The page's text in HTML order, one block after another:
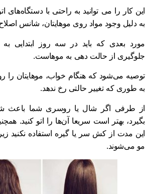
کار را می توانید به راحتی با دستگاه‌های اتو
دلیل وجود مواد روی موهایتان، شانس اصلاح
بعدی که باید در سه روز ابتدایی به
از حالت دهی به موهاست.
می‌شود که هنگام خواب، موهایتان را
طوری که تغییر حالتی رخ ندهد.
طرفی اگر شال یا روسری شما باعث شود
بهتر است سریعا آن‌ها را اتو کنید.
مدت از کش سر یا گیره استفاده نکنید زیرا
می‌شوند.